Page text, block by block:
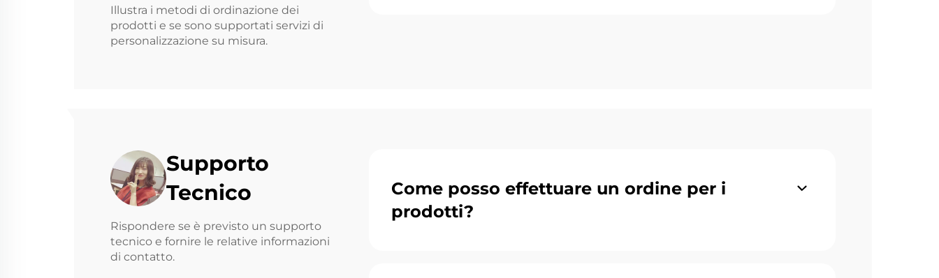
Illustra i metodi di ordinazione dei
prodotti e se sono supportati servizi di
personalizzazione su misura.
Supporto
Tecnico
Rispondere se è previsto un supporto
tecnico e fornire le relative informazioni
di contatto.
Come posso effettuare un ordine per i
prodotti?